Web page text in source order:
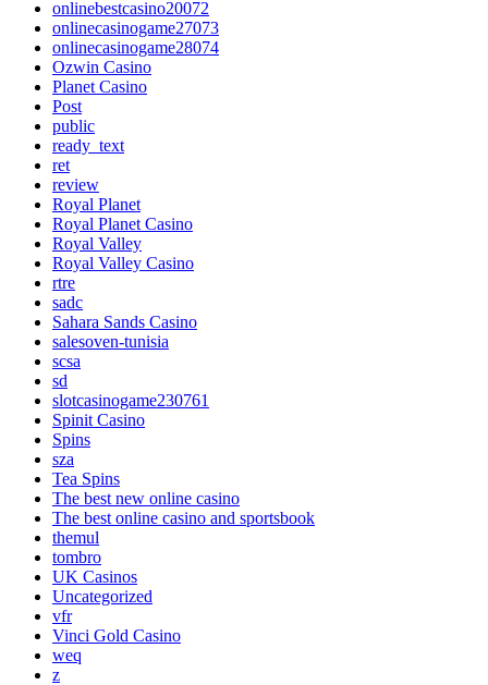
onlinebestcasino20072
onlinecasinogame27073
onlinecasinogame28074
Ozwin Casino
Planet Casino
Post
public
ready_text
ret
review
Royal Planet
Royal Planet Casino
Royal Valley
Royal Valley Casino
rtre
sadc
Sahara Sands Casino
salesoven-tunisia
scsa
sd
slotcasinogame230761
Spinit Casino
Spins
sza
Tea Spins
The best new online casino
The best online casino and sportsbook
themul
tombro
UK Casinos
Uncategorized
vfr
Vinci Gold Casino
weq
z